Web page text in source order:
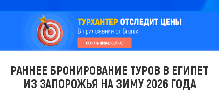
РАННЕЕ БРОНИРОВАНИЕ ТУРОВ В ЕГИПЕТ
ИЗ ЗАПОРОЖЬЯ НА ЗИМУ 2026 ГОДА